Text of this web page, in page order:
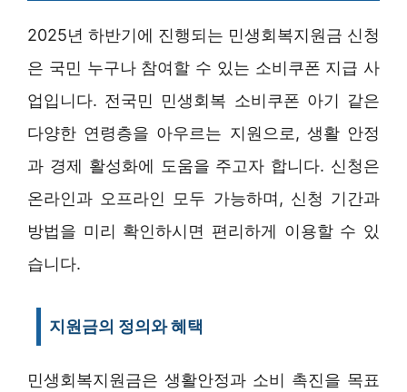
2025년 하반기에 진행되는 민생회복지원금 신청
은 국민 누구나 참여할 수 있는 소비쿠폰 지급 사
업입니다. 전국민 민생회복 소비쿠폰 아기 같은
다양한 연령층을 아우르는 지원으로, 생활 안정
과 경제 활성화에 도움을 주고자 합니다. 신청은
온라인과 오프라인 모두 가능하며, 신청 기간과
방법을 미리 확인하시면 편리하게 이용할 수 있
습니다.
지원금의 정의와 혜택
민생회복지원금은 생활안정과 소비 촉진을 목표